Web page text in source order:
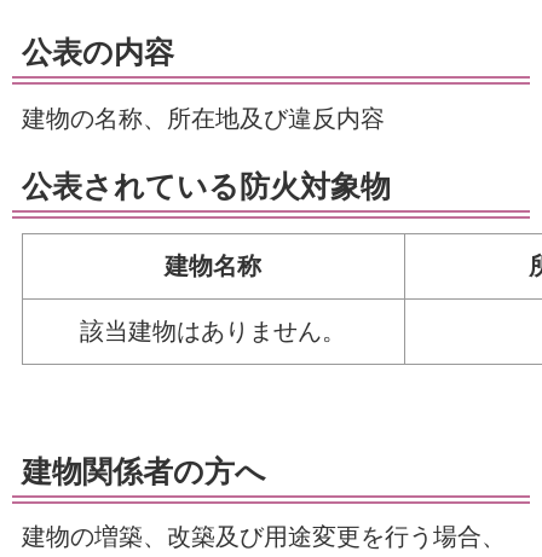
公表の内容
建物の名称、所在地及び違反内容
公表されている防火対象物
建物名称
該当建物はありません。
建物関係者の方へ
建物の増築、改築及び用途変更を行う場合、